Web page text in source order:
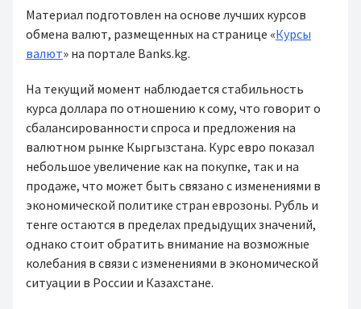
Материал подготовлен на основе лучших курсов
обмена валют, размещенных на странице «Курсы
валют» на портале Banks.kg.
На текущий момент наблюдается стабильность
курса доллара по отношению к сому, что говорит о
сбалансированности спроса и предложения на
валютном рынке Кыргызстана. Курс евро показал
небольшое увеличение как на покупке, так и на
продаже, что может быть связано с изменениями в
экономической политике стран еврозоны. Рубль и
тенге остаются в пределах предыдущих значений,
однако стоит обратить внимание на возможные
колебания в связи с изменениями в экономической
ситуации в России и Казахстане.